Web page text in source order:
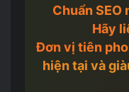
Chuẩn SEO
Hãy
Đơn vị tiên
hiện tại và